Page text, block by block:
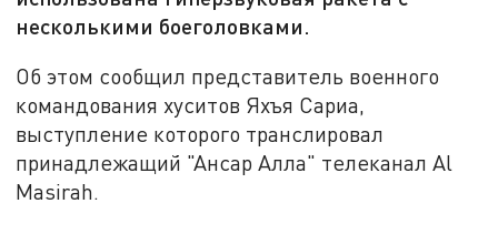
несколькими боеголовками.
Об этом сообщил представитель военного
командования хуситов Яхъя Сариа,
выступление которого транслировал
принадлежащий "Ансар Алла" телеканал Al
Masirah.